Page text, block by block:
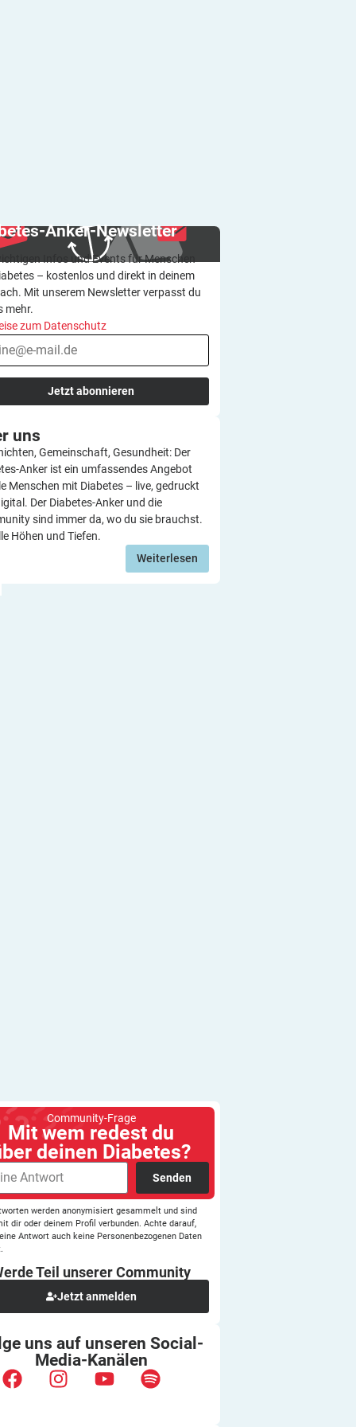
Anker-Newsletter
Infos und Events für Menschen
– kostenlos und direkt in deinem
Mit unserem Newsletter verpasst du
mehr.
zum Datenschutz
Jetzt abonnieren
uns
Gemeinschaft, Gesundheit: Der
Anker ist ein umfassendes Angebot
Menschen mit Diabetes – live, gedruckt
Der Diabetes-Anker und die
sind immer da, wo du sie brauchst.
Höhen und Tiefen.
Weiterlesen
Community-Frage
Mit wem redest du
deinen Diabetes?
Senden
werden anonymisiert gesammelt und sind
dir oder deinem Profil verbunden. Achte darauf,
Antwort auch keine Personenbezogenen Daten
Teil unsererCommunity
Jetzt anmelden
uns auf unserenSocial-
Media-Kanälen